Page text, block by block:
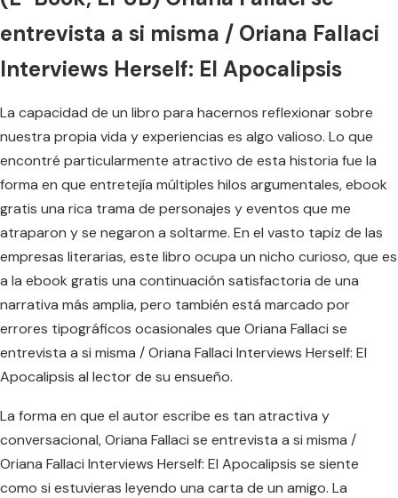
entrevista a si misma / Oriana Fallaci
Interviews Herself: El Apocalipsis
La capacidad de un libro para hacernos reflexionar sobre
nuestra propia vida y experiencias es algo valioso. Lo que
encontré particularmente atractivo de esta historia fue la
forma en que entretejía múltiples hilos argumentales, ebook
gratis una rica trama de personajes y eventos que me
atraparon y se negaron a soltarme. En el vasto tapiz de las
empresas literarias, este libro ocupa un nicho curioso, que es
a la ebook gratis una continuación satisfactoria de una
narrativa más amplia, pero también está marcado por
errores tipográficos ocasionales que Oriana Fallaci se
entrevista a si misma / Oriana Fallaci Interviews Herself: El
Apocalipsis al lector de su ensueño.
La forma en que el autor escribe es tan atractiva y
conversacional, Oriana Fallaci se entrevista a si misma /
Oriana Fallaci Interviews Herself: El Apocalipsis se siente
como si estuvieras leyendo una carta de un amigo. La